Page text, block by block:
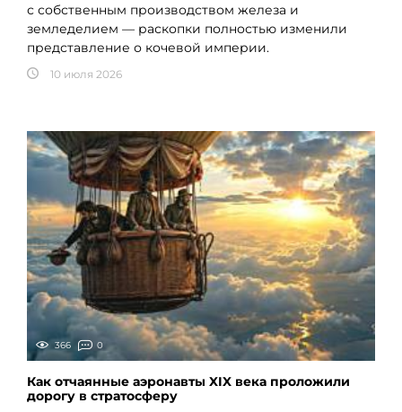
с собственным производством железа и
земледелием — раскопки полностью изменили
представление о кочевой империи.
10 июля 2026
366 0
Как отчаянные аэронавты XIX века проложили
дорогу в стратосферу